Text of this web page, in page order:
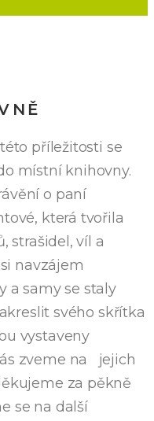
příležitosti se
místní knihovny.
o paní
která tvořila
strašidel, víl a
navzájem
a samy se staly
svého skřítka
vystaveny
zveme na jejich
za pěkně
se na další